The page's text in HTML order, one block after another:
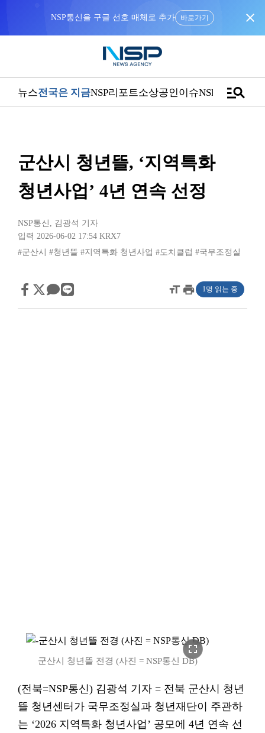
NSP통신을 구글 선호 매체로 추가 바로가기 close
뉴스전국은 지금NSP리포트소상공인이슈NSPTVmanage_search
군산시 청년뜰, ‘지역특화
청년사업’ 4년 연속 선정
NSP통신 , 김광석 기자
입력 2026-06-02 17:54 KRX7
#군산시
#청년뜰 #지역특화 청년사업 #도치클럽 #국무조정실
format_sizeprint 1명 읽는 중
fullscreen
군산시 청년뜰 전경 (사진 = NSP통신 DB)
(전북=NSP통신) 김광석 기자 = 전북 군산시 청년
뜰 청년센터가 국무조정실과 청년재단이 주관하
는 ‘2026 지역특화 청년사업’ 공모에 4년 연속 선